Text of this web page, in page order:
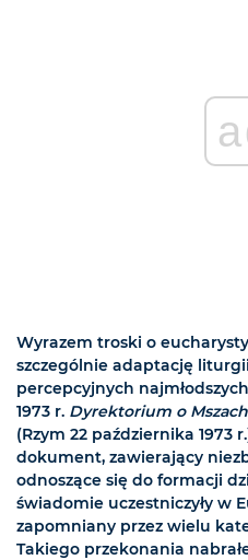
Wyrazem troski o
szczególnie adaptację
percepcyjnych
1973 r. Dyrektorium o
(Rzym 22 października 1973
dokument, zawierający
odnoszące się do formacji
świadomie uczestniczyły w
zapomniany przez wielu
Takiego przekonania